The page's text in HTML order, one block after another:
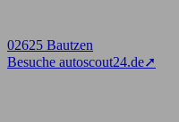
02625 Bautzen
Besuche autoscout24.de➚